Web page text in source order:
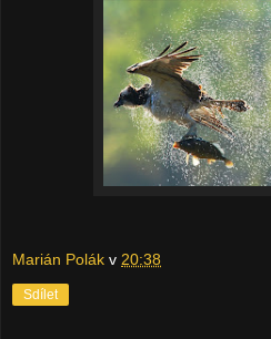
Marián Polák v 20:38
Sdílet